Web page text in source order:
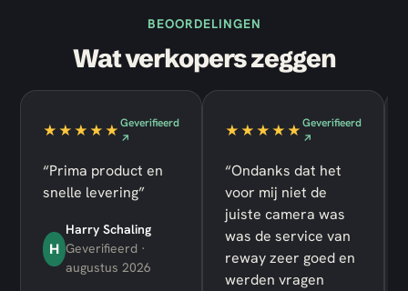
BEOORDELINGEN
Wat verkopers zeggen
★★★★★Geverifieerd
↗
“Prima product en
snelle levering”
H
Harry Schaling
Geverifieerd ·
augustus 2026
★★★★★Geverifieerd
↗
“Ondanks dat het
voor mij niet de
juiste camera was
was de service van
reway zeer goed en
werden vragen